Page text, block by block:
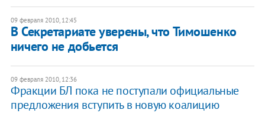
09 февраля 2010, 12:45
В Секретариате уверены, что Тимошенко
ничего не добьется
09 февраля 2010, 12:36
Фракции БЛ пока не поступали официальные
предложения вступить в новую коалицию